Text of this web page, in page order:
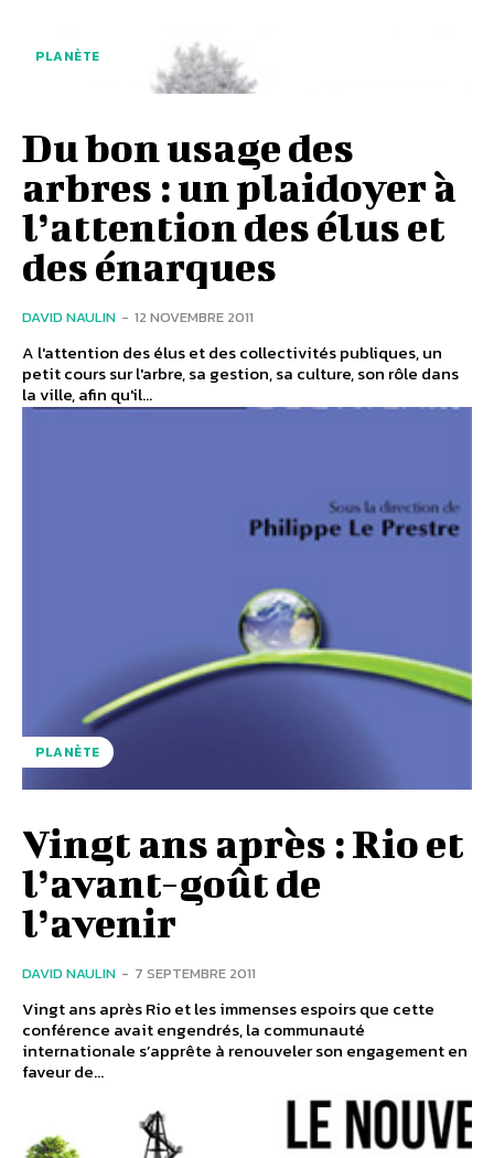
PLANÈTE
Du bon usage des
arbres : un plaidoyer à
l’attention des élus et
des énarques
DAVID NAULIN - 12 NOVEMBRE 2011
A l'attention des élus et des collectivités publiques, un
petit cours sur l'arbre, sa gestion, sa culture, son rôle dans
la ville, afin qu'il...
PLANÈTE
Vingt ans après : Rio et
l’avant-goût de
l’avenir
DAVID NAULIN - 7 SEPTEMBRE 2011
Vingt ans après Rio et les immenses espoirs que cette
conférence avait engendrés, la communauté
internationale s’apprête à renouveler son engagement en
faveur de...